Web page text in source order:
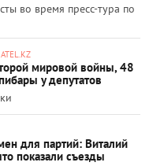
во время пресс-тура по
мировой войны, 48
у депутатов
для партий: Виталий
показали съезды